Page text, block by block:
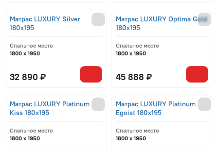
Матрас LUXURY Silver
180x195
Спальное место
1800 x 1950
32 890 ₽
Матрас LUXURY Optima Gold
180x195
Спальное место
1800 x 1950
45 888 ₽
Матрас LUXURY Platinum
Kiss 180x195
Спальное место
1800 x 1950
Матрас LUXURY Platinum
Egoist 180x195
Спальное место
1800 x 1950